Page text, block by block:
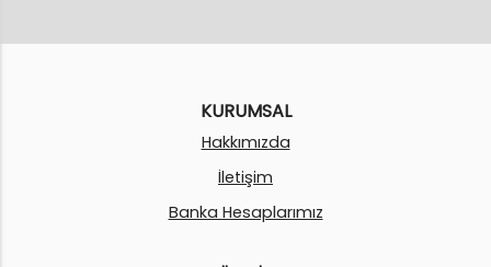
KURUMSAL
Hakkımızda
İletişim
Banka Hesaplarımız